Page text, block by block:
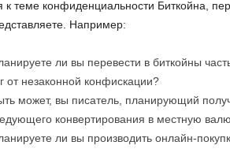
к теме конфиденциальности Биткойна,
Например:
ли вы перевести в биткойны
от незаконной конфискации?
может, вы писатель, планирующий
конвертирования в местную
ли вы производить онлайн-